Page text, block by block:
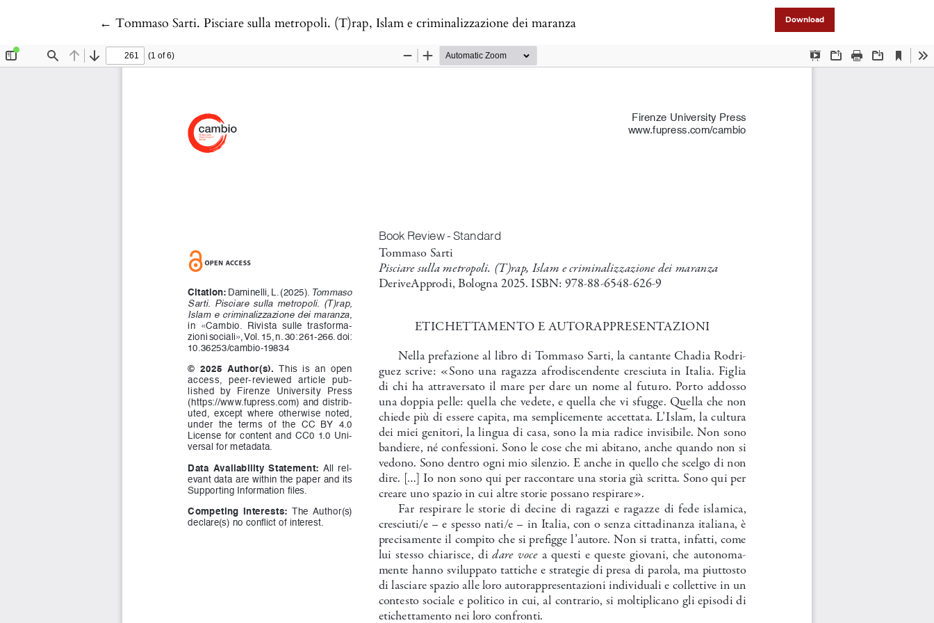
← Return to Article Details
Tommaso Sarti. Pisciare sulla metropoli. (T)rap, Islam e criminalizzazione dei maranza Download